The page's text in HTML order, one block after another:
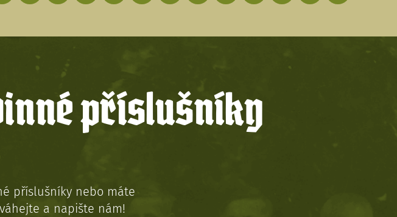
příslušníky
příslušníky nebo máte
a napište nám!